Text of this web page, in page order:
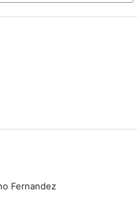
Fernandez